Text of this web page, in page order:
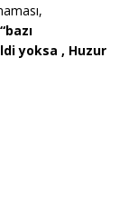
“bazı
yoksa , Huzur